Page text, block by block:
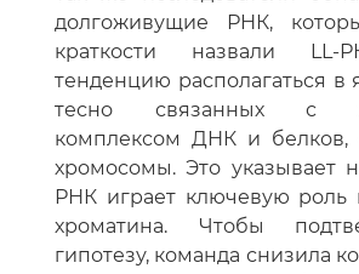
долгоживущие РНК,
краткости назвали
тенденцию располагаться в
тесно связанных с
комплексом ДНК и белков,
хромосомы. Это указывает
РНК играет ключевую роль
хроматина. Чтобы
гипотезу, команда снизила